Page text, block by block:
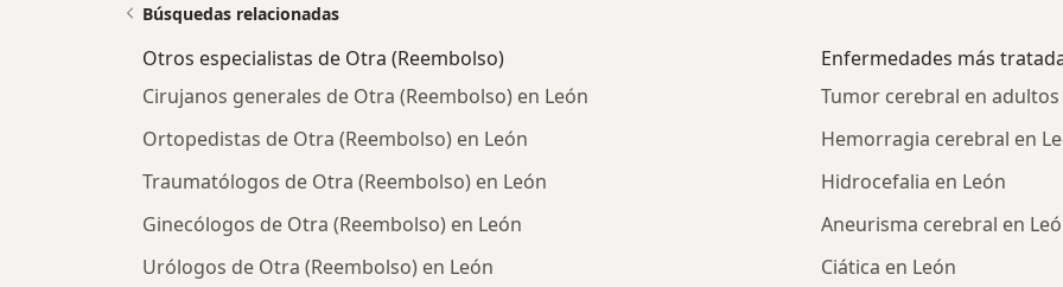
Búsquedas relacionadas
Otros especialistas de Otra (Reembolso)
Cirujanos generales de Otra (Reembolso) en León
Ortopedistas de Otra (Reembolso) en León
Traumatólogos de Otra (Reembolso) en León
Ginecólogos de Otra (Reembolso) en León
Urólogos de Otra (Reembolso) en León
Enfermedades más
Tumor cerebral en adultos
Hemorragia cerebral en
Hidrocefalia en León
Aneurisma cerebral en
Ciática en León